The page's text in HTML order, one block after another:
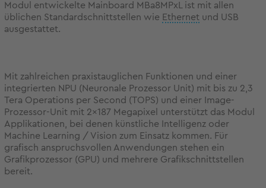
Modul entwickelte Mainboard MBa8MPxL ist mit allen
üblichen Standardschnittstellen wie Ethernet und USB
ausgestattet.
Mit zahlreichen praxistauglichen Funktionen und einer
integrierten NPU (Neuronale Prozessor Unit) mit bis zu 2,3
Tera Operations per Second (TOPS) und einer Image-
Prozessor-Unit mit 2x187 Megapixel unterstützt das Modul
Applikationen, bei denen künstliche Intelligenz oder
Machine Learning / Vision zum Einsatz kommen. Für
grafisch anspruchsvollen Anwendungen stehen ein
Grafikprozessor (GPU) und mehrere Grafikschnittstellen
bereit.